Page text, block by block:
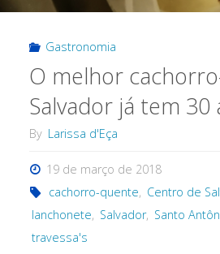
Salvador"
Gastronomia
O melhor
Salvador já tem 30
By Larissa d'Eça
19 de março de 2018
cachorro-quente, Centro de
lanchonete, Salvador, Santo
travessa's